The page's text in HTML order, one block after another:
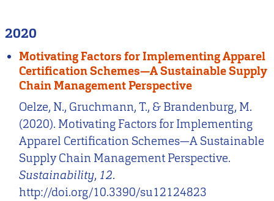
2020
Motivating Factors for Implementing Apparel
Certification Schemes—A Sustainable Supply
Chain Management Perspective
Oelze, N., Gruchmann, T., & Brandenburg, M.
(2020). Motivating Factors for Implementing
Apparel Certification Schemes—A Sustainable
Supply Chain Management Perspective.
Sustainability, 12.
http://doi.org/10.3390/su12124823